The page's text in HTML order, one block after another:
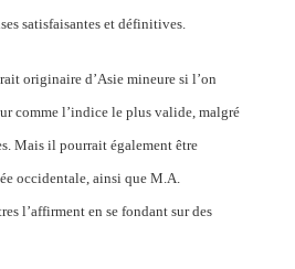
à opium et
: origines
et premières
satisfaisantes et définitives.
originaire d’Asie mineure si l’on
comme l’indice le plus valide, malgré
Mais il pourrait également être
occidentale, ainsi que M.A.
l’affirment en se fondant sur des